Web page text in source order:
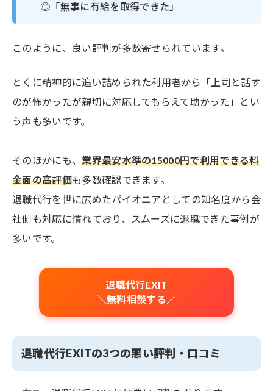
◎「無事に有給を取得できた」
このように、良い評判が多数寄せられています。
とくに精神的に追い詰められた利用者から「上司と話す
のが怖かったが親切に対応してもらえて助かった」とい
う声も多いです。
そのほかにも、業界最安水準の15000円で利用できる料
金面の高評価も多数確認できます。
退職代行を世に広めたパイオニアとしての知名度から会
社側も対応に慣れており、スムーズに退職できた事例が
多いです。
退職代行EXIT
＼無料相談する／
退職代行EXITの3つの悪い評判・口コミ